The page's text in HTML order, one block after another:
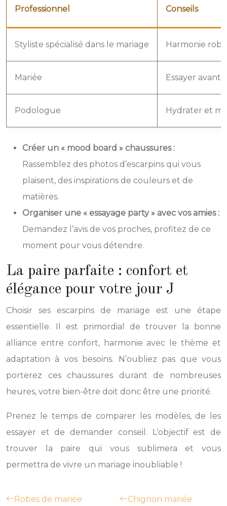
Professionnel Conseils
Styliste spécialisé dans le mariage Harmonie
Mariée Essayer
Podologue Hydrater et
Créer un « mood board » chaussures :
Rassemblez des photos d’escarpins qui vous
plaisent, des inspirations de couleurs et de
matières.
Organiser une « essayage party » avec vos amies :
Demandez l’avis de vos proches, profitez de ce
moment pour vous détendre.
La paire parfaite : confort et
élégance pour votre jour J
Choisir ses escarpins de mariage est une étape
essentielle. Il est primordial de trouver la bonne
alliance entre confort, harmonie avec le thème et
adaptation à vos besoins. N’oubliez pas que vous
porterez ces chaussures durant de nombreuses
heures, votre bien-être doit donc être une priorité.
Prenez le temps de comparer les modèles, de les
essayer et de demander conseil. L’objectif est de
trouver la paire qui vous sublimera et vous
permettra de vivre un mariage inoubliable !
Robes de mariée
Chignon mariée